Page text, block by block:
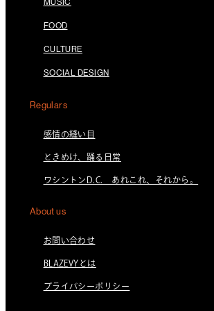
MUSIC
FOOD
CULTURE
SOCIAL DESIGN
Regulars
感情の縫い目
ときめけ、踊る日常
ワシントンD.C. あれこれ、それから。
About us
お問い合わせ
BLAZEVYとは
プライバシーポリシー